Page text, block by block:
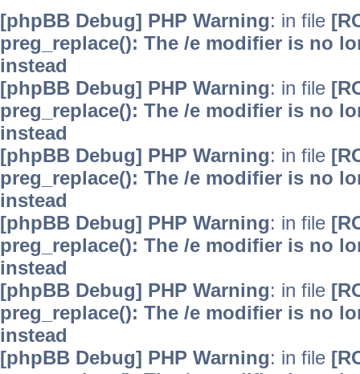
[phpBB Debug] PHP Warning: in file
preg_replace(): The /e modifier is no
instead
[phpBB Debug] PHP Warning: in file
preg_replace(): The /e modifier is no
instead
[phpBB Debug] PHP Warning: in file
preg_replace(): The /e modifier is no
instead
[phpBB Debug] PHP Warning: in file
preg_replace(): The /e modifier is no
instead
[phpBB Debug] PHP Warning: in file
preg_replace(): The /e modifier is no
instead
[phpBB Debug] PHP Warning: in file